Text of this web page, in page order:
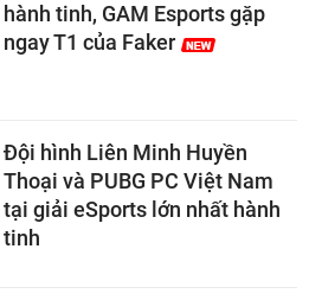
hành tinh, GAM Esports gặp
ngay T1 của Faker
Đội hình Liên Minh Huyền
Thoại và PUBG PC Việt Nam
tại giải eSports lớn nhất hành
tinh